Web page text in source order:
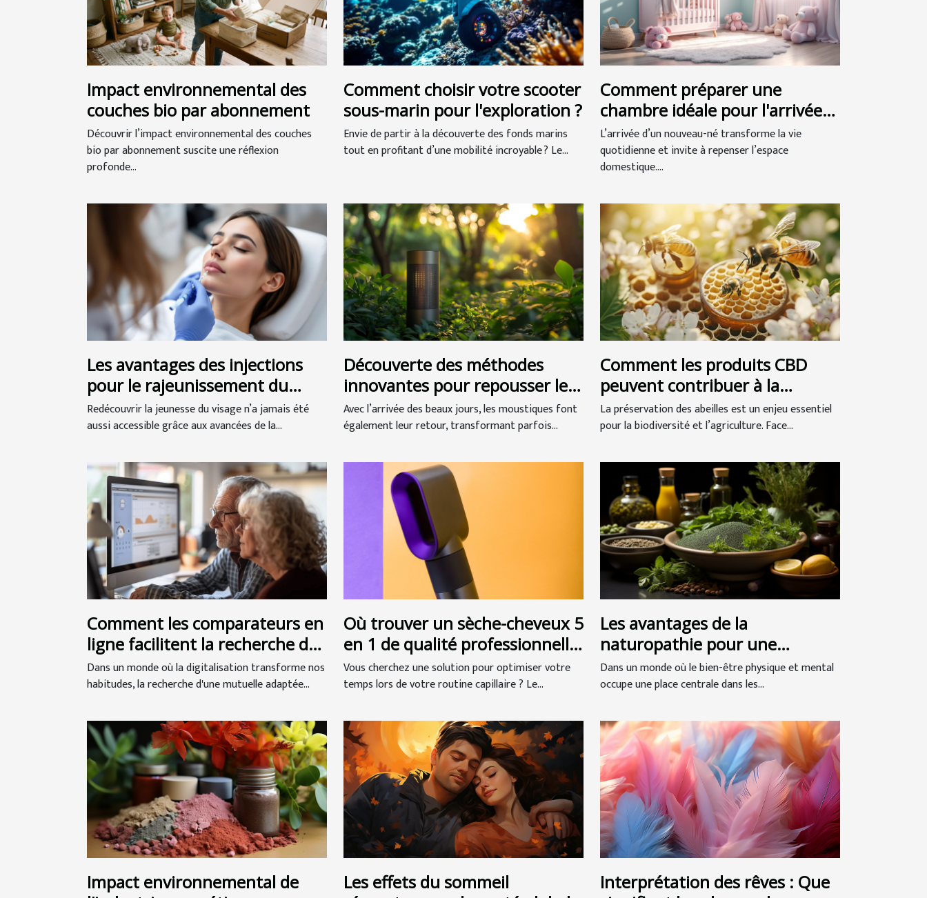
Impact environnemental des
couches bio par abonnement
Découvrir l’impact environnemental des couches
bio par abonnement suscite une réflexion
profonde...
Comment choisir votre scooter
sous-marin pour l'exploration ?
Envie de partir à la découverte des fonds marins
tout en profitant d’une mobilité incroyable ? Le...
Comment préparer une
chambre idéale pour l'arrivée
de bébé ?
L’arrivée d’un nouveau-né transforme la vie
quotidienne et invite à repenser l’espace
domestique....
Les avantages des injections
pour le rajeunissement du
visage
Redécouvrir la jeunesse du visage n’a jamais été
aussi accessible grâce aux avancées de la...
Découverte des méthodes
innovantes pour repousser les
moustiques
Avec l’arrivée des beaux jours, les moustiques font
également leur retour, transformant parfois...
Comment les produits CBD
peuvent contribuer à la
préservation des abeilles ?
La préservation des abeilles est un enjeu essentiel
pour la biodiversité et l’agriculture. Face...
Comment les comparateurs en
ligne facilitent la recherche de
mutuelles seniors
Dans un monde où la digitalisation transforme nos
habitudes, la recherche d'une mutuelle adaptée...
Où trouver un sèche-cheveux 5
en 1 de qualité professionnelle
?
Vous cherchez une solution pour optimiser votre
temps lors de votre routine capillaire ? Le...
Les avantages de la
naturopathie pour une
meilleure santé globale
Dans un monde où le bien-être physique et mental
occupe une place centrale dans les...
Impact environnemental de
Les effets du sommeil
Interprétation des rêves : Que